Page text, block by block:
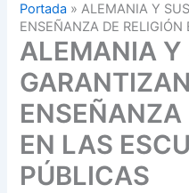
Portada »ALEMANIA Y
ENSEÑANZA DE
ALEMANIA Y
ENSEÑANZA
EN LAS
PÚBLICAS